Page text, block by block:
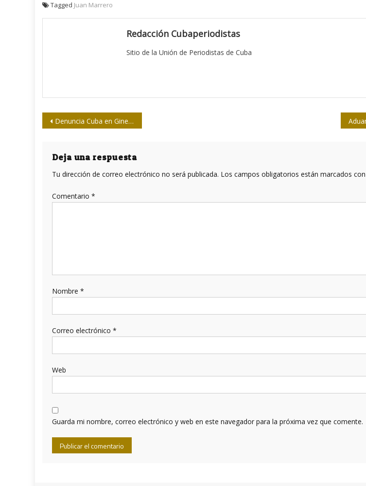
Tagged Juan Marrero
Redacción Cubaperiodistas
Sitio de la Unión de Periodistas de Cuba
Navegación
entradas
Denuncia Cuba en Ginebra violaciones de derechos humanos en EUA
Deja una respuesta
Tu dirección de correo electrónico no será publicada. Los campos obligatorios están marcados con
Comentario *
Nombre *
Correo electrónico *
Web
Guarda mi nombre, correo electrónico y web en este navegador para la próxima vez que comente.